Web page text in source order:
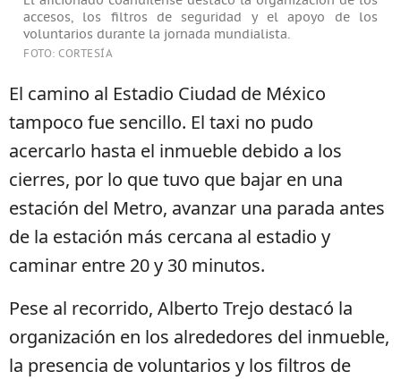
accesos, los filtros de seguridad y el apoyo de los
voluntarios durante la jornada mundialista.
FOTO: CORTESÍA
El camino al Estadio Ciudad de México
tampoco fue sencillo. El taxi no pudo
acercarlo hasta el inmueble debido a los
cierres, por lo que tuvo que bajar en una
estación del Metro, avanzar una parada antes
de la estación más cercana al estadio y
caminar entre 20 y 30 minutos.
Pese al recorrido, Alberto Trejo destacó la
organización en los alrededores del inmueble,
la presencia de voluntarios y los filtros de